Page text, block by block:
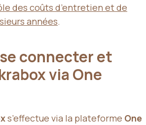
des coûts d’entretien et de
années.
connecter et
via One
s’effectue via la plateforme One